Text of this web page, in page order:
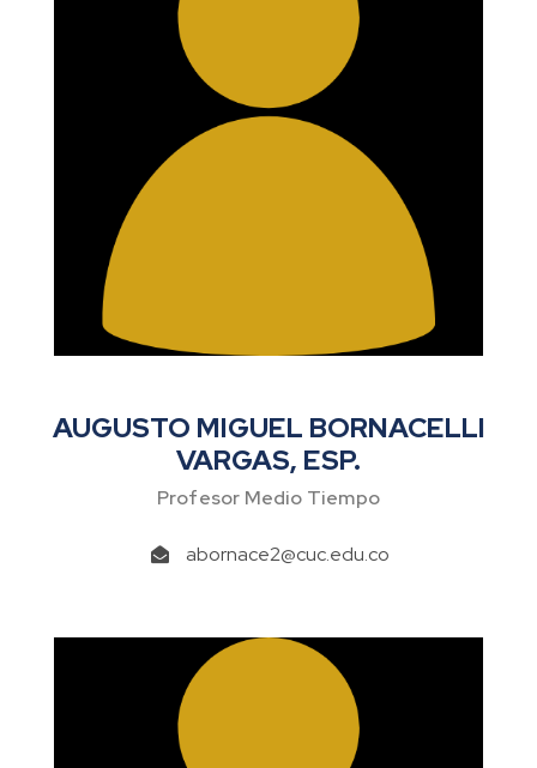
AUGUSTO MIGUEL BORNACELLI
VARGAS, ESP.
Profesor Medio Tiempo
abornace2@cuc.edu.co